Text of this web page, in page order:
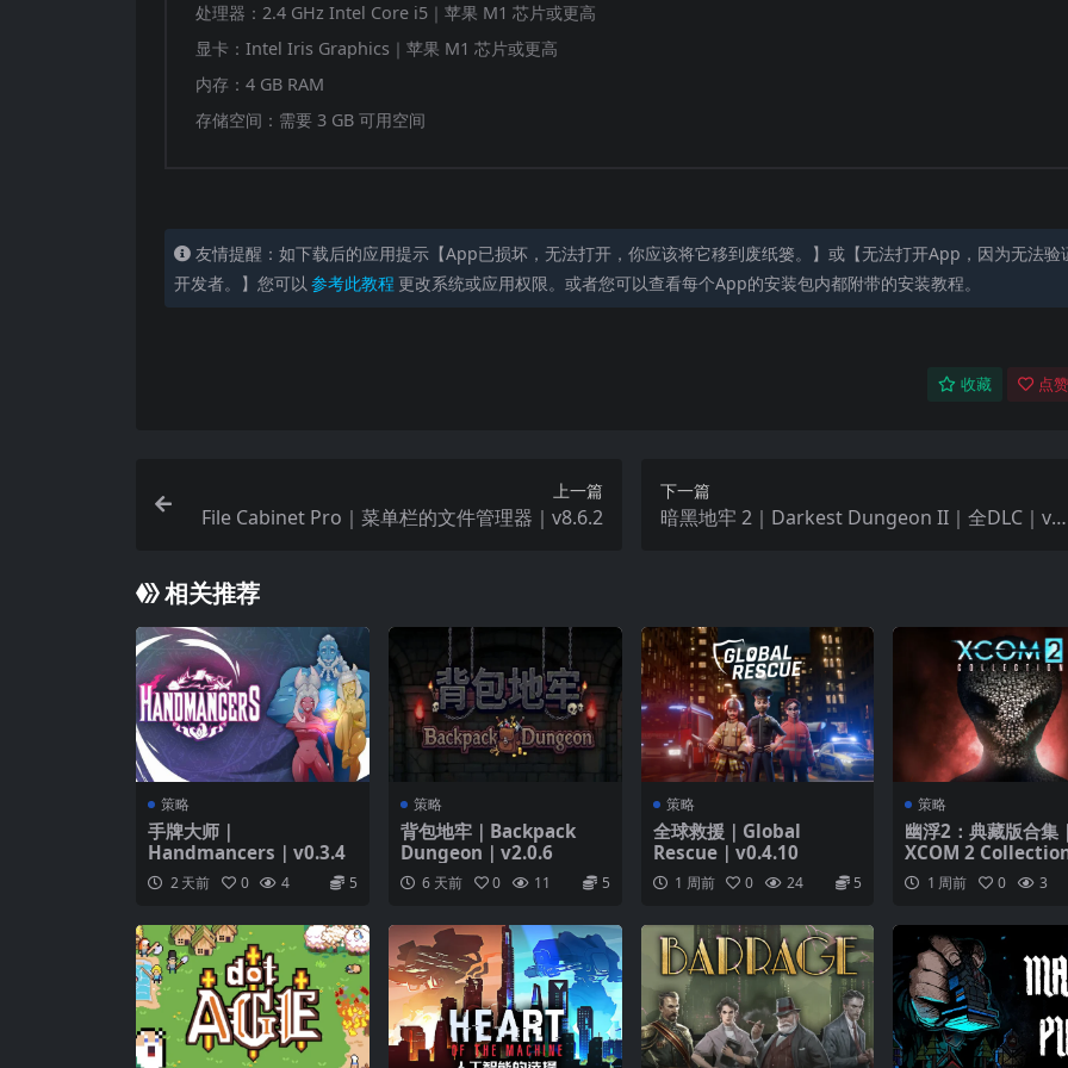
处理器：2.4 GHz Intel Core i5｜苹果 M1 芯片或更高
显卡：Intel Iris Graphics｜苹果 M1 芯片或更高
内存：4 GB RAM
存储空间：需要 3 GB 可用空间
友情提醒：如下载后的应用提示【App已损坏，无法打开，你应该将它移到废纸篓。】或【无法打开App，因为无法验
开发者。】您可以 参考此教程 更改系统或应用权限。或者您可以查看每个App的安装包内都附带的安装教程。
收藏 点
上一篇
File Cabinet Pro｜菜单栏的文件管理器｜v8.6.2
下一篇
暗黑地牢 2｜Darkest Dungeon II｜全DLC｜v2.
相关推荐
策略
手牌大师｜
Handmancers｜v0.3.4
2 天前 0 4 5
策略
背包地牢｜Backpack
Dungeon｜v2.0.6
6 天前 0 11 5
策略
全球救援｜Global
Rescue｜v0.4.10
1 周前 0 24 5
策略
幽浮2：典藏版合集｜
XCOM 2
v1.3.2
1 周前 0 3